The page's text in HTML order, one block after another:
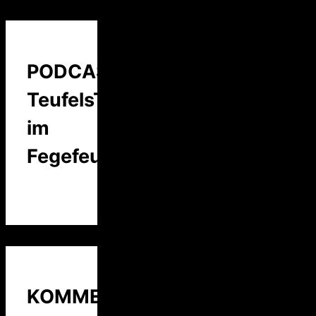
PODCAST:
TeufelsTalk
im
Fegefeuer
KOMMENTARE